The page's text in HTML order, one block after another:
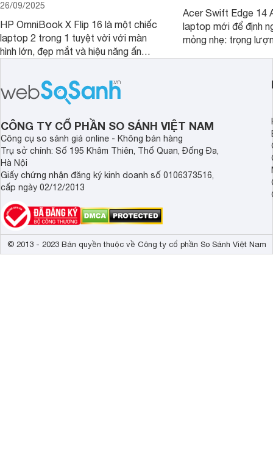
26/09/2025
HP OmniBook X Flip 16 là một chiếc
laptop 2 trong 1 tuyệt vời với màn
hình lớn, đẹp mắt và hiệu năng ấn
mức giá vô cùng hấp dẫn, biến nó trở
thành một lựa chọn “đáng đồng tiền
bát gạo” trên thị trường.
Acer Swift Edge 14
laptop mới để định
mỏng nhẹ: trọng
năng AI hàng đầu,
CÔNG TY CỔ PHẦN SO SÁNH VIỆT NAM
Công cụ so sánh giá online - Không bán hàng
Trụ sở chính: Số 195 Khâm Thiên, Thổ Quan, Đống Đa,
Hà Nội
Giấy chứng nhận đăng ký kinh doanh số 0106373516,
cấp ngày 02/12/2013
© 2013 - 2023 Bản quyền thuộc về Công ty cổ phần So Sánh Việt Nam